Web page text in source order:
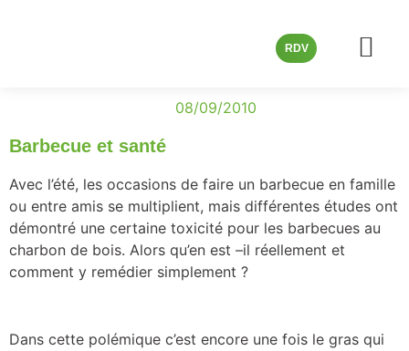
RDV
08/09/2010
Barbecue et santé
Avec l’été, les occasions de faire un barbecue en famille
ou entre amis se multiplient, mais différentes études ont
démontré une certaine toxicité pour les barbecues au
charbon de bois. Alors qu’en est –il réellement et
comment y remédier simplement ?
Dans cette polémique c’est encore une fois le gras qui